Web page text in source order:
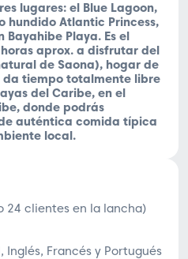
lugares: el Blue Lagoon,
hundido Atlantic Princess,
Playa. Es el
aprox. a disfrutar del
de Saona), hogar de
da tiempo totalmente libre
del Caribe, en el
donde podrás
auténtica comida típica
local.
24 clientes en la lancha)
Inglés, Francés y Portugués